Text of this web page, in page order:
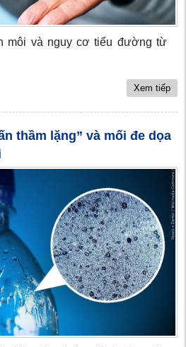
môi và nguy cơ tiểu đường từ
Xem tiếp
thầm lặng” và mối đe dọa